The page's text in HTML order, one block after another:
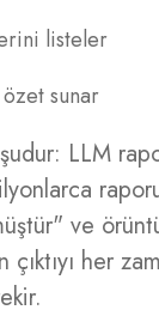
listeler
sunar
LLM
ve
her